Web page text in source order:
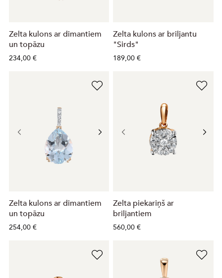
Zelta kulons ar dimantiem
un topāzu
234,00 €
Zelta kulons ar briljantu
"Sirds"
189,00 €
Zelta kulons ar dimantiem
un topāzu
254,00 €
Zelta piekariņš ar
briljantiem
560,00 €